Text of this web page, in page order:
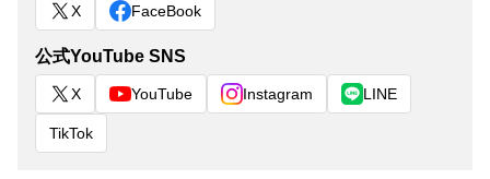
X FaceBook
公式YouTube SNS
X YouTube Instagram LINE
TikTok